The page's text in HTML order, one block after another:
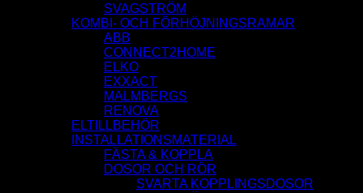
SVAGSTRÖM
KOMBI- OCH FÖRHÖJNINGSRAMAR
ABB
CONNECT2HOME
ELKO
EXXACT
MALMBERGS
RENOVA
ELTILLBEHÖR
INSTALLATIONSMATERIAL
FÄSTA & KOPPLA
DOSOR OCH RÖR
SVARTA KOPPLINGSDOSOR